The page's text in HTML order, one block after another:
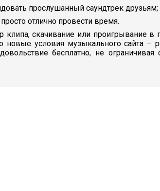
прослушанный саундтрек друзьям;
отлично провести время.
скачивание или проигрывание в
новые условия музыкального сайта –
бесплатно, не